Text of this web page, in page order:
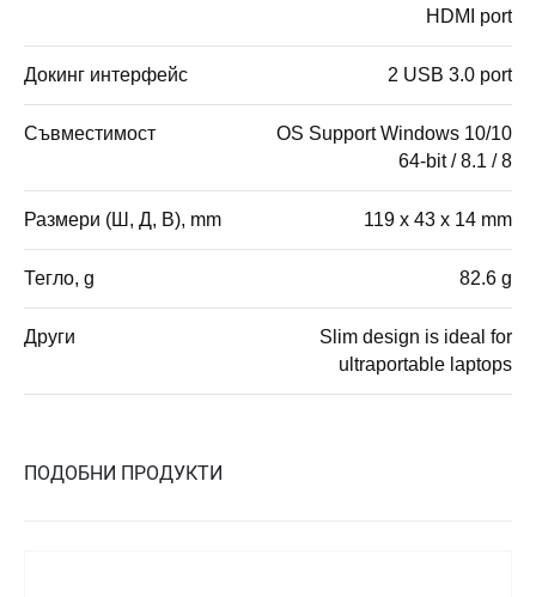
HDMI port
Докинг интерфейс 2 USB 3.0 port
Съвместимост
OS Support Windows 10/10
64-bit / 8.1 / 8
Размери (Ш, Д, В), mm 119 x 43 x 14 mm
Тегло, g 82.6 g
Други
Slim design is ideal for
ultraportable laptops
ПОДОБНИ ПРОДУКТИ